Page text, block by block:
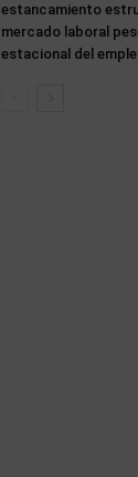
estancamiento
mercado laboral
estacional del